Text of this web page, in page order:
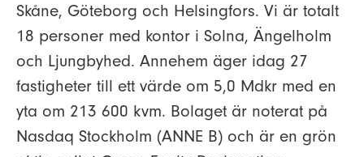
Skåne, Göteborg och Helsingfors. Vi är totalt
18 personer med kontor i Solna, Ängelholm
och Ljungbyhed. Annehem äger idag 27
fastigheter till ett värde om 5,0 Mdkr med en
yta om 213 600 kvm. Bolaget är noterat på
Nasdaq Stockholm (ANNE B) och är en grön